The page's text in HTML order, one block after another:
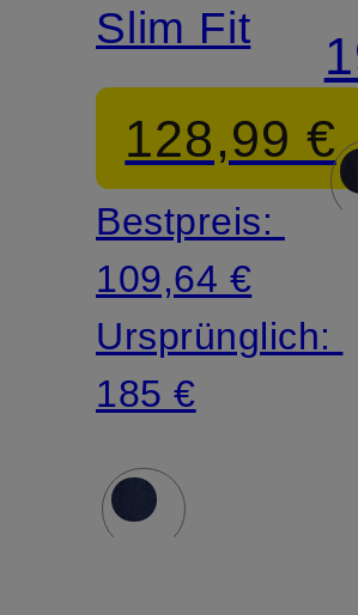
Slim Fit
128,99 €
Bestpreis:
109,64 €
Ursprünglich:
185 €